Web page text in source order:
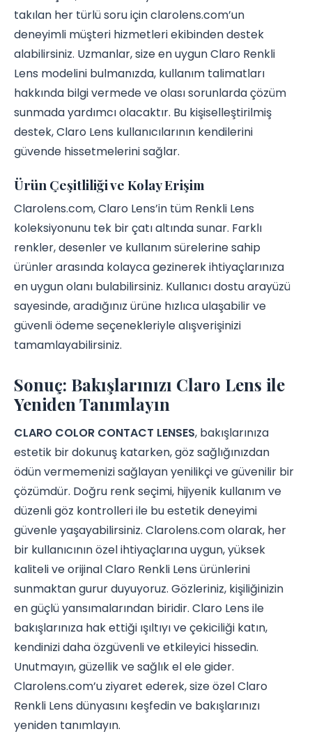
takılan her türlü soru için clarolens.com’un
deneyimli müşteri hizmetleri ekibinden destek
alabilirsiniz. Uzmanlar, size en uygun Claro Renkli
Lens modelini bulmanızda, kullanım talimatları
hakkında bilgi vermede ve olası sorunlarda çözüm
sunmada yardımcı olacaktır. Bu kişiselleştirilmiş
destek, Claro Lens kullanıcılarının kendilerini
güvende hissetmelerini sağlar.
Ürün Çeşitliliği ve Kolay Erişim
Clarolens.com, Claro Lens’in tüm Renkli Lens
koleksiyonunu tek bir çatı altında sunar. Farklı
renkler, desenler ve kullanım sürelerine sahip
ürünler arasında kolayca gezinerek ihtiyaçlarınıza
en uygun olanı bulabilirsiniz. Kullanıcı dostu arayüzü
sayesinde, aradığınız ürüne hızlıca ulaşabilir ve
güvenli ödeme seçenekleriyle alışverişinizi
tamamlayabilirsiniz.
Sonuç: Bakışlarınızı Claro Lens ile
Yeniden Tanımlayın
CLARO COLOR CONTACT LENSES, bakışlarınıza
estetik bir dokunuş katarken, göz sağlığınızdan
ödün vermemenizi sağlayan yenilikçi ve güvenilir bir
çözümdür. Doğru renk seçimi, hijyenik kullanım ve
düzenli göz kontrolleri ile bu estetik deneyimi
güvenle yaşayabilirsiniz. Clarolens.com olarak, her
bir kullanıcının özel ihtiyaçlarına uygun, yüksek
kaliteli ve orijinal Claro Renkli Lens ürünlerini
sunmaktan gurur duyuyoruz. Gözleriniz, kişiliğinizin
en güçlü yansımalarından biridir. Claro Lens ile
bakışlarınıza hak ettiği ışıltıyı ve çekiciliği katın,
kendinizi daha özgüvenli ve etkileyici hissedin.
Unutmayın, güzellik ve sağlık el ele gider.
Clarolens.com’u ziyaret ederek, size özel Claro
Renkli Lens dünyasını keşfedin ve bakışlarınızı
yeniden tanımlayın.